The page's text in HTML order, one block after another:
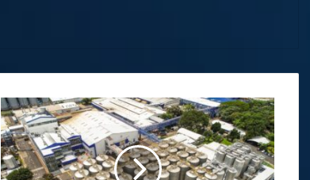
Fifco
pacta
la
venta
de